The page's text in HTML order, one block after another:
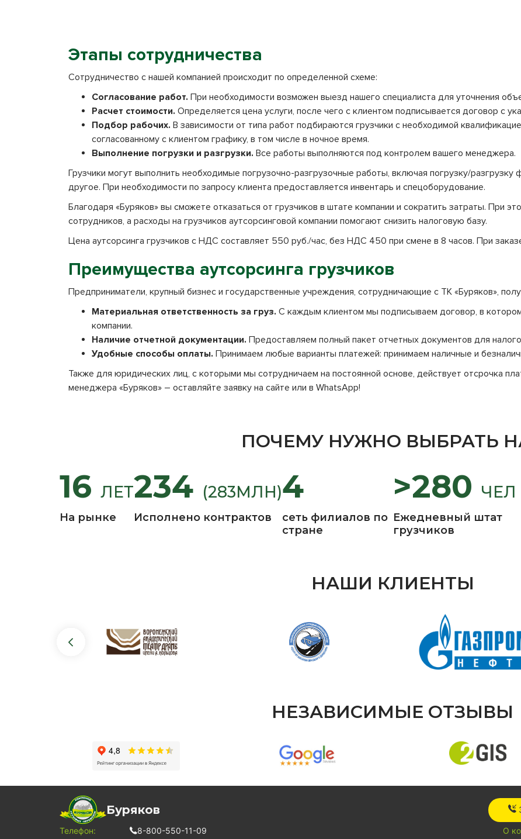
Этапы сотрудничества
Сотрудничество с нашей компанией происходит по определенной схеме:
Согласование работ. При необходимости возможен выезд нашего специалиста для уточнения
Расчет стоимости. Определяется цена услуги, после чего с клиентом подписывается договор с
Подбор рабочих. В зависимости от типа работ подбираются грузчики с необходимой
согласованному с клиентом графику, в том числе в ночное время.
Выполнение погрузки и разгрузки. Все работы выполняются под контролем вашего менеджера.
Грузчики могут выполнить необходимые погрузочно-разгрузочные работы, включая погрузку/
другое. При необходимости по запросу клиента предоставляется инвентарь и спецоборудование.
Благодаря «Буряков» вы сможете отказаться от грузчиков в штате компании и сократить затраты. При
сотрудников, а расходы на грузчиков аутсорсинговой компании помогают снизить налоговую базу.
Цена аутсорсинга грузчиков с НДС составляет 550 руб./час, без НДС 450 при смене в 8 часов. При
Преимущества аутсорсинга грузчиков
Предприниматели, крупный бизнес и государственные учреждения, сотрудничающие с ТК «Буряков»,
Материальная ответственность за груз. С каждым клиентом мы подписываем договор, в
компании.
Наличие отчетной документации. Предоставляем полный пакет отчетных документов для
Удобные способы оплаты. Принимаем любые варианты платежей: принимаем наличные и
Также для юридических лиц, с которыми мы сотрудничаем на постоянной основе, действует отсрочка
менеджера «Буряков» – оставляйте заявку на сайте или в WhatsApp!
ПОЧЕМУ НУЖНО ВЫБРАТЬ
16 ЛЕТ
На рынке
234 (283МЛН)
Исполнено контрактов
4
сеть филиалов по
стране
>280 ЧЕЛ
Ежедневный штат
грузчиков
НАШИ КЛИЕНТЫ
НЕЗАВИСИМЫЕ ОТЗЫВЫ
Буряков
Телефон:
8-800-550-11-09
О